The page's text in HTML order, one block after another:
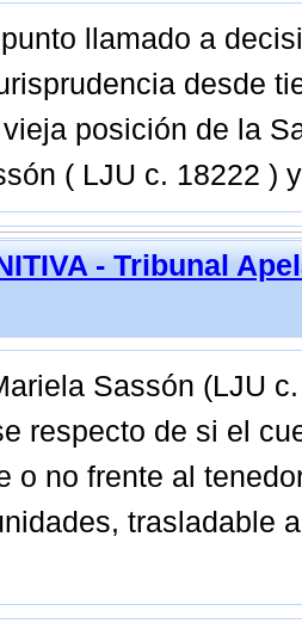
llamado a
desde
posición de la
( LJU c. 18222 )
- Tribunal
Sassón (LJU
respecto de si el
o no frente al
trasladable